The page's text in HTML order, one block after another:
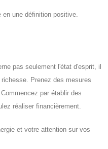
une définition positive.
pas seulement l'état d'esprit, il
Prenez des mesures
par établir des
réaliser financièrement.
et votre attention sur vos